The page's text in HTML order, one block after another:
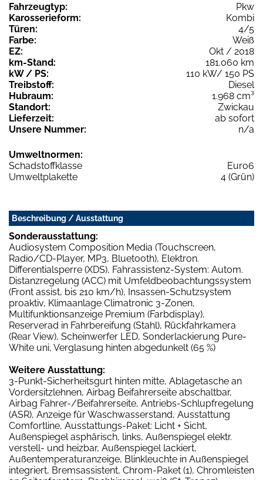
Fahrzeugtyp:
Pkw
Karosserieform:
Kombi
Türen:
4/5
Farbe:
Weiß
EZ:
Okt / 2018
km-Stand:
181.060 km
kW / PS:
110 kW/ 150 PS
Treibstoff:
Diesel
Hubraum:
1.968 cm³
Standort:
Zwickau
Lieferzeit:
ab sofort
Unsere Nummer:
n/a
Umweltnormen:
Schadstoffklasse
Euro6
Umweltplakette
4 (Grün)
Beschreibung / Ausstattung
Sonderausstattung:
Audiosystem Composition Media (Touchscreen,
Radio/CD-Player, MP3, Bluetooth), Elektron.
Differentialsperre (XDS), Fahrassistenz-System: Autom.
Distanzregelung (ACC) mit Umfeldbeobachtungssystem
(Front assist, bis 210 km/h), Insassen-Schutzsystem
proaktiv, Klimaanlage Climatronic 3-Zonen,
Multifunktionsanzeige Premium (Farbdisplay),
Reserverad in Fahrbereifung (Stahl), Rückfahrkamera
(Rear View), Scheinwerfer LED, Sonderlackierung Pure-
White uni, Verglasung hinten abgedunkelt (65 %)
Weitere Ausstattung:
3-Punkt-Sicherheitsgurt hinten mitte, Ablagetasche an
Vordersitzlehnen, Airbag Beifahrerseite abschaltbar,
Airbag Fahrer-/Beifahrerseite, Antriebs-Schlupfregelung
(ASR), Anzeige für Waschwasserstand, Ausstattung
Comfortline, Ausstattungs-Paket: Licht + Sicht,
Außenspiegel asphärisch, links, Außenspiegel elektr.
verstell- und heizbar, Außenspiegel lackiert,
Außentemperaturanzeige, Blinkleuchte in Außenspiegel
integriert, Bremsassistent, Chrom-Paket (1), Chromleisten